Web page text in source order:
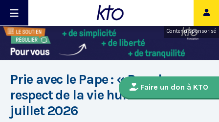
Contenu sponsorisé
Faire un don à KTO
Prie avec le Pape : « Pour le
respect de la vie humaine » -
juillet 2026